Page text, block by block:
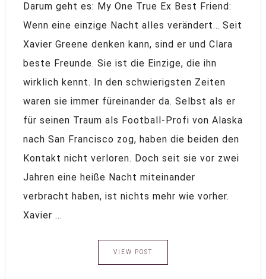
Darum geht es: My One True Ex Best Friend:
Wenn eine einzige Nacht alles verändert… Seit
Xavier Greene denken kann, sind er und Clara
beste Freunde. Sie ist die Einzige, die ihn
wirklich kennt. In den schwierigsten Zeiten
waren sie immer füreinander da. Selbst als er
für seinen Traum als Football-Profi von Alaska
nach San Francisco zog, haben die beiden den
Kontakt nicht verloren. Doch seit sie vor zwei
Jahren eine heiße Nacht miteinander
verbracht haben, ist nichts mehr wie vorher.
Xavier ...
VIEW POST